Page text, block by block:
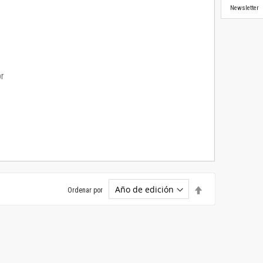
Ordenar por
descendente
Newsletter